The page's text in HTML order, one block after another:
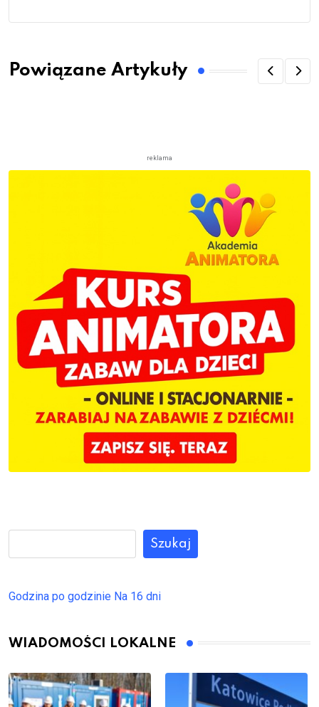
Powiązane Artykuły
reklama
Szukaj
Godzina po godzinie Na 16 dni
WIADOMOŚCI LOKALNE